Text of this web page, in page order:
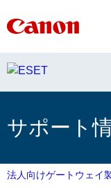
サポート
法人向けゲートウェイ